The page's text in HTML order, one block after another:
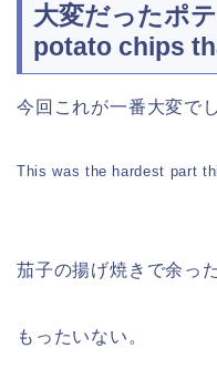
大変だったポ
potato chips
今回これが一番大変でし
This was the hardest part
茄子の揚げ焼きで余っ
もったいない。